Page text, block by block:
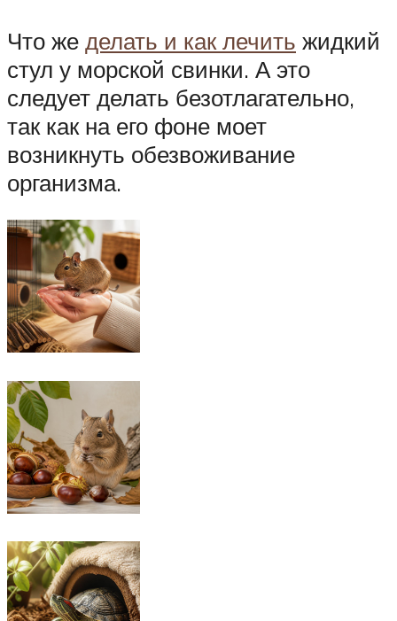
Что же делать и как лечить жидкий
стул у морской свинки. А это
следует делать безотлагательно,
так как на его фоне моет
возникнуть обезвоживание
организма.